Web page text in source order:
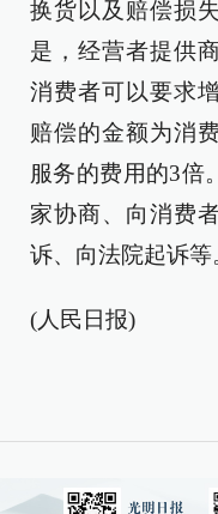
换货以及赔偿损
是，经营者提供
消费者可以要求
赔偿的金额为消
服务的费用的3倍
家协商、向消费
诉、向法院起诉等
(人民日报)